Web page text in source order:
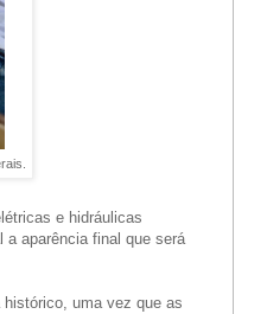
e hidráulicas
a aparência final que será
uma vez que as